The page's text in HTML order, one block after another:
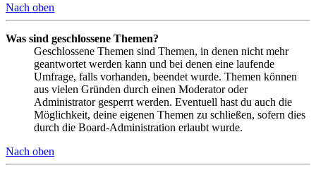
Nach oben
Was sind geschlossene Themen?
Geschlossene Themen sind Themen, in denen nicht mehr
geantwortet werden kann und bei denen eine laufende
Umfrage, falls vorhanden, beendet wurde. Themen können
aus vielen Gründen durch einen Moderator oder
Administrator gesperrt werden. Eventuell hast du auch die
Möglichkeit, deine eigenen Themen zu schließen, sofern dies
durch die Board-Administration erlaubt wurde.
Nach oben